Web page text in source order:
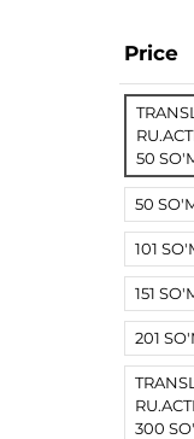
Price
50
50
101
151
201
300